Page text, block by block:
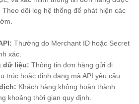
dõi log hệ thống để phát hiện các
Thường do Merchant ID hoặc Secret
xác.
dữ liệu: Thông tin đơn hàng gửi đi
trúc hoặc định dạng mà API yêu cầu.
Khách hàng không hoàn thành
khoảng thời gian quy định.